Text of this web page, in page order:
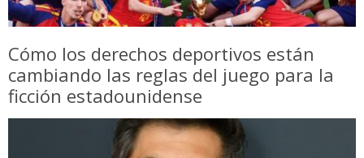
Cómo los derechos deportivos están
cambiando las reglas del juego para la
ficción estadounidense